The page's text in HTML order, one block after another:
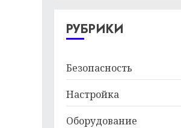
РУБРИКИ
Безопасность
Настройка
Оборудование